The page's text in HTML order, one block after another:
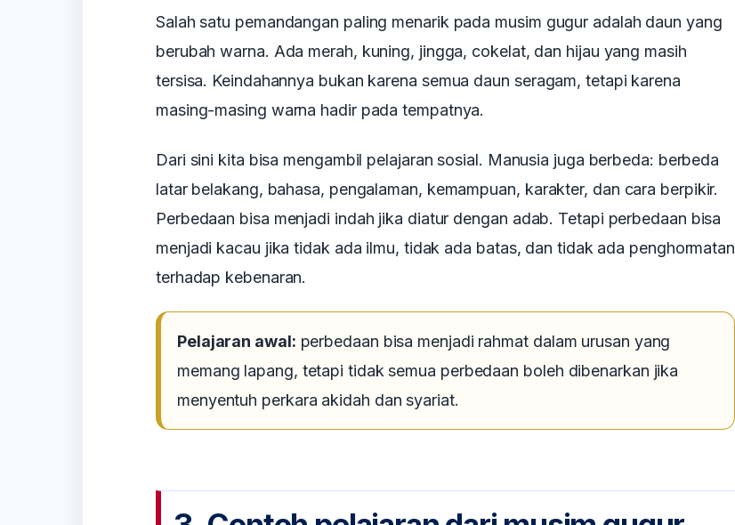
Salah satu pemandangan paling menarik pada musim gugur adalah daun yang
berubah warna. Ada merah, kuning, jingga, cokelat, dan hijau yang masih
tersisa. Keindahannya bukan karena semua daun seragam, tetapi karena
masing-masing warna hadir pada tempatnya.
Dari sini kita bisa mengambil pelajaran sosial. Manusia juga berbeda: berbeda
latar belakang, bahasa, pengalaman, kemampuan, karakter, dan cara berpikir.
Perbedaan bisa menjadi indah jika diatur dengan adab. Tetapi perbedaan bisa
menjadi kacau jika tidak ada ilmu, tidak ada batas, dan tidak ada penghormatan
terhadap kebenaran.
Pelajaran awal: perbedaan bisa menjadi rahmat dalam urusan yang
memang lapang, tetapi tidak semua perbedaan boleh dibenarkan jika
menyentuh perkara akidah dan syariat.